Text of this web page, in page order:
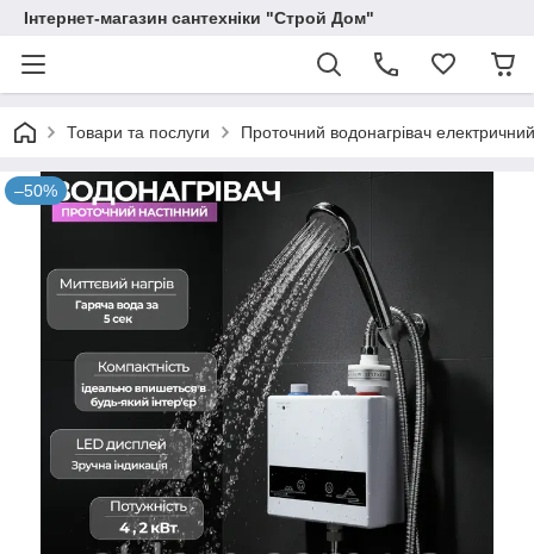
Інтернет-магазин сантехніки "Строй Дом"
Товари та послуги Проточний водонагрівач
–50%